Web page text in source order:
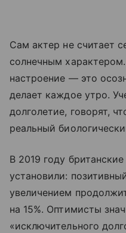
Сам актер не считает
солнечным
настроение — это
делает каждое утро.
долголетие, говорят,
реальный
В 2019 году
установили:
увеличением
на 15%. Оптимисты
«исключительного